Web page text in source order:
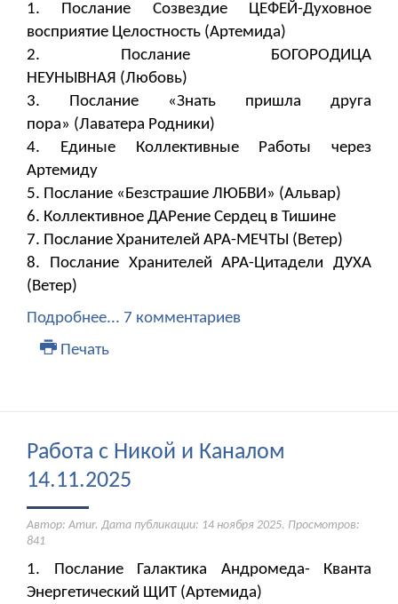
1. Послание Созвездие ЦЕФЕЙ-Духовное
восприятие Целостность (Артемида)
2. Послание БОГОРОДИЦА
НЕУНЫВНАЯ (Любовь)
3. Послание «Знать пришла друга
пора» (Лаватера Родники)
4. Единые Коллективные Работы через
Артемиду
5. Послание «Безстрашие ЛЮБВИ» (Альвар)
6. Коллективное ДАРение Сердец в Тишине
7. Послание Хранителей АРА-МЕЧТЫ (Ветер)
8. Послание Хранителей АРА-Цитадели ДУХА
(Ветер)
Подробнее... 7 комментариев
Печать
Работа с Никой и Каналом
14.11.2025
Автор: Amur. Дата публикации: 14 ноября 2025. Просмотров:
841
1. Послание Галактика Андромеда- Кванта
Энергетический ЩИТ (Артемида)